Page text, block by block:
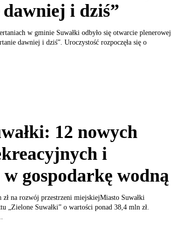
i dziś”
w gminie Suwałki odbyło się otwarcie plenerowej
dawniej i dziś”. Uroczystość rozpoczęła się o
12 nowych
i
gospodarkę wodną
na rozwój przestrzeni miejskiejMiasto Suwałki
„Zielone Suwałki” o wartości ponad 38,4 mln zł.